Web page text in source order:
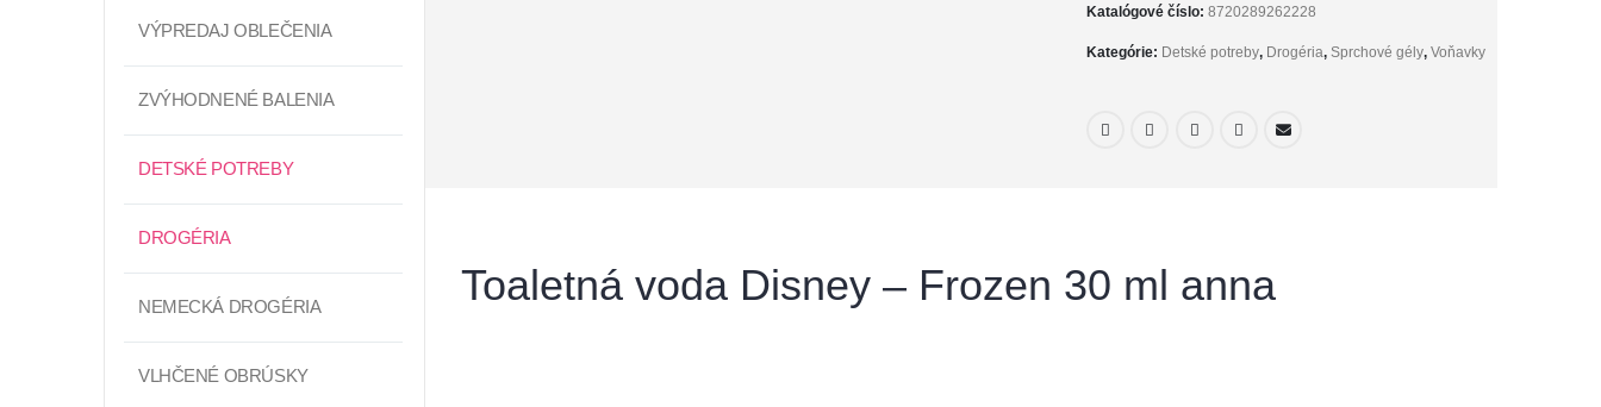
Katalógové číslo: 8720289262228
Kategórie: Detské potreby, Drogéria, Sprchové gély, Voňavky
Toaletná voda Disney – Frozen 30 ml anna
VÝPREDAJ OBLEČENIA
ZVÝHODNENÉ BALENIA
DETSKÉ POTREBY
DROGÉRIA
NEMECKÁ DROGÉRIA
VLHČENÉ OBRÚSKY